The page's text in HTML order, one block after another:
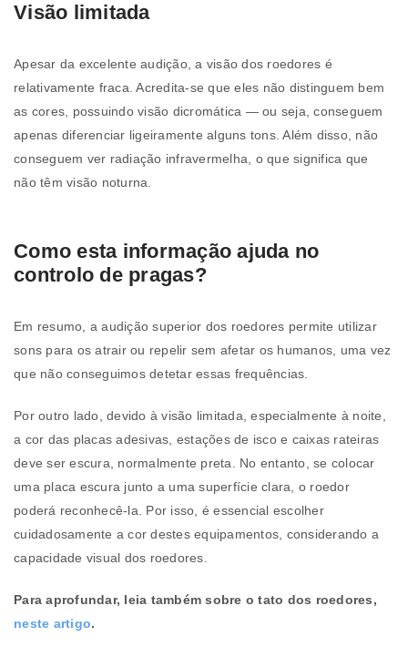
Visão limitada
Apesar da excelente audição, a visão dos roedores é
relativamente fraca. Acredita-se que eles não distinguem bem
as cores, possuindo visão dicromática — ou seja, conseguem
apenas diferenciar ligeiramente alguns tons. Além disso, não
conseguem ver radiação infravermelha, o que significa que
não têm visão noturna.
Como esta informação ajuda no
controlo de pragas?
Em resumo, a audição superior dos roedores permite utilizar
sons para os atrair ou repelir sem afetar os humanos, uma vez
que não conseguimos detetar essas frequências.
Por outro lado, devido à visão limitada, especialmente à noite,
a cor das placas adesivas, estações de isco e caixas rateiras
deve ser escura, normalmente preta. No entanto, se colocar
uma placa escura junto a uma superfície clara, o roedor
poderá reconhecê-la. Por isso, é essencial escolher
cuidadosamente a cor destes equipamentos, considerando a
capacidade visual dos roedores.
Para aprofundar, leia também sobre o tato dos roedores,
neste artigo.